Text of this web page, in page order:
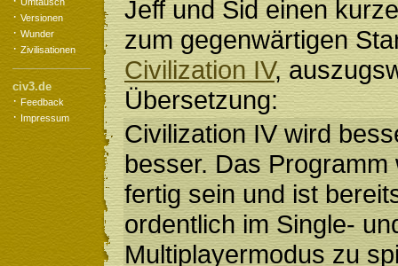
· Versionen
· Wunder
· Zivilisationen
civ3.de
· Feedback
· Impressum
Jeff und Sid einen
zum gegenwärtigen
Civilization IV,
Übersetzung:
Civilization IV wird
besser. Das Programm
fertig sein und ist
ordentlich im Single-
Multiplayermodus zu